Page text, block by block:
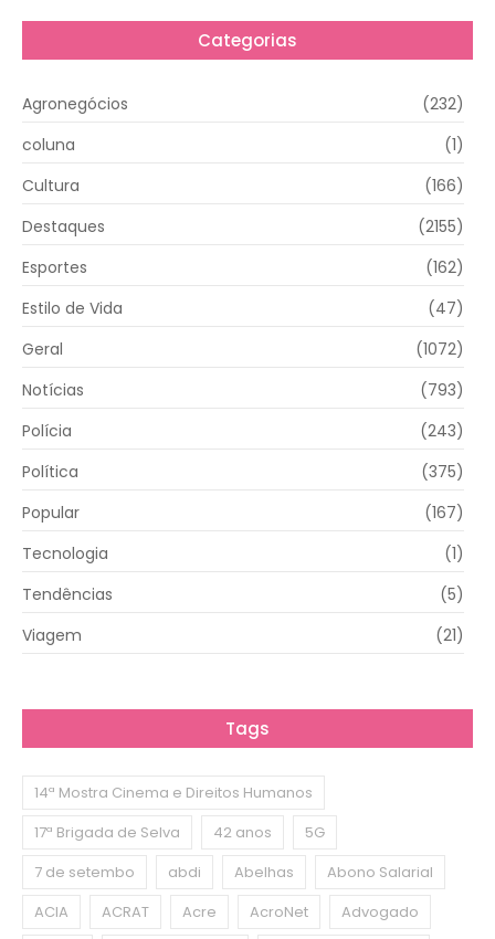
Categorias
Agronegócios
(232)
coluna
(1)
Cultura
(166)
Destaques
(2155)
Esportes
(162)
Estilo de Vida
(47)
Geral
(1072)
Notícias
(793)
Polícia
(243)
Política
(375)
Popular
(167)
Tecnologia
(1)
Tendências
(5)
Viagem
(21)
Tags
14ª Mostra Cinema e Direitos Humanos
17ª Brigada de Selva
42 anos
5G
7 de setembo
abdi Abelhas
Abono Salarial
ACIA
ACRAT Acre AcroNet
Advogado